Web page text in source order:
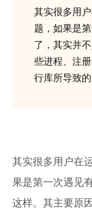
其实很多用
题，如果是
了，其实并
些进程、注
行库所导致的
其实很多用户在
果是第一次遇见
这样。其主要原